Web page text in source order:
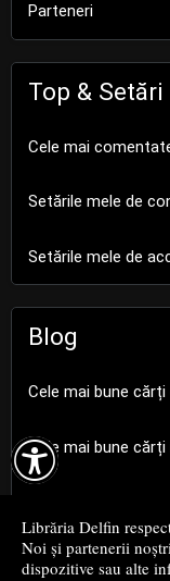

Librăria Delfin
Noi și partenerii
dispozitive sau alte
Parteneri
Top & Setări
Cele mai
Setările mele de
Setările mele de
Blog
Cele mai bune
Cele mai bune
Cele mai bune